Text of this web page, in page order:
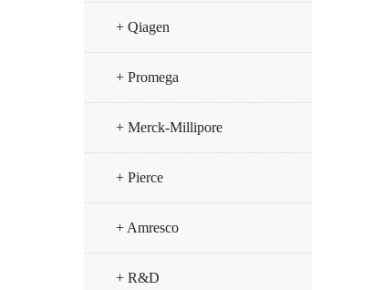
+ Qiagen
+ Promega
+ Merck-Millipore
+ Pierce
+ Amresco
+ R&D